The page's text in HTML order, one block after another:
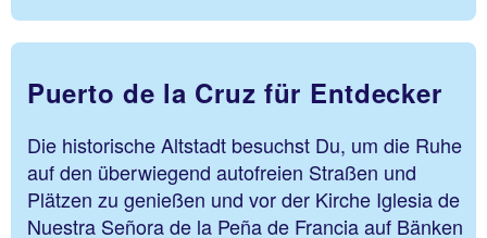
Puerto de la Cruz für Entdecker
Die historische Altstadt besuchst Du, um die Ruhe
auf den überwiegend autofreien Straßen und
Plätzen zu genießen und vor der Kirche Iglesia de
Nuestra Señora de la Peña de Francia auf Bänken